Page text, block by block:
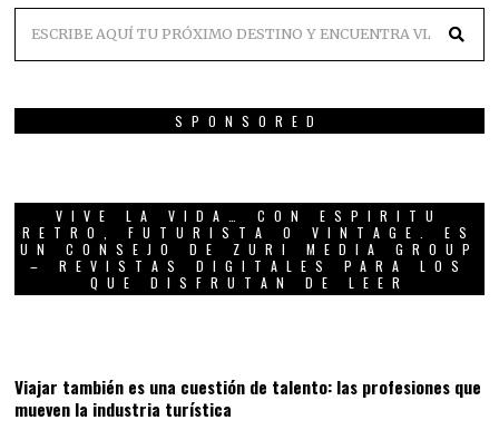
SPONSORED
VIVE LA VIDA… CON ESPIRITU
RETRO, FUTURISTA O VINTAGE. ES
UN CONSEJO DE ZURI MEDIA GROUP
– REVISTAS DIGITALES PARA LOS
QUE DISFRUTAN DE LEER
Viajar también es una cuestión de talento: las profesiones que
mueven la industria turística